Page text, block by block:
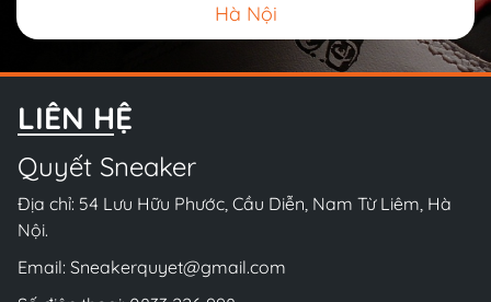
Hà Nội
LIÊN HỆ
Quyết Sneaker
Địa chỉ: 54 Lưu Hữu Phước, Cầu Diễn, Nam Từ Liêm, Hà
Nội.
Email: Sneakerquyet@gmail.com